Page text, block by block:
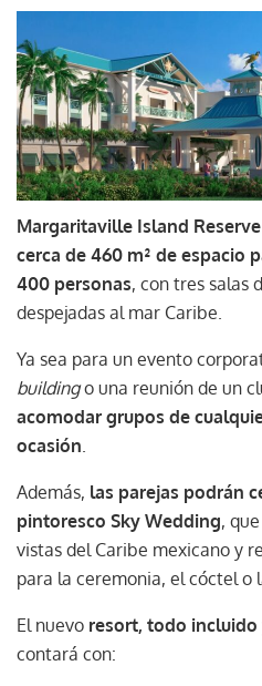
Margaritaville Island
cerca de 460 m² de espacio
400 personas, con tres salas
despejadas al mar Caribe.
Ya sea para un evento
buildingo una reunión de un
acomodar grupos de
ocasión.
Además, las parejas podrán
pintoresco Sky Wedding,
vistas del Caribe mexicano y
para la ceremonia, el cóctel o
El nuevo resort, todo
contará con: